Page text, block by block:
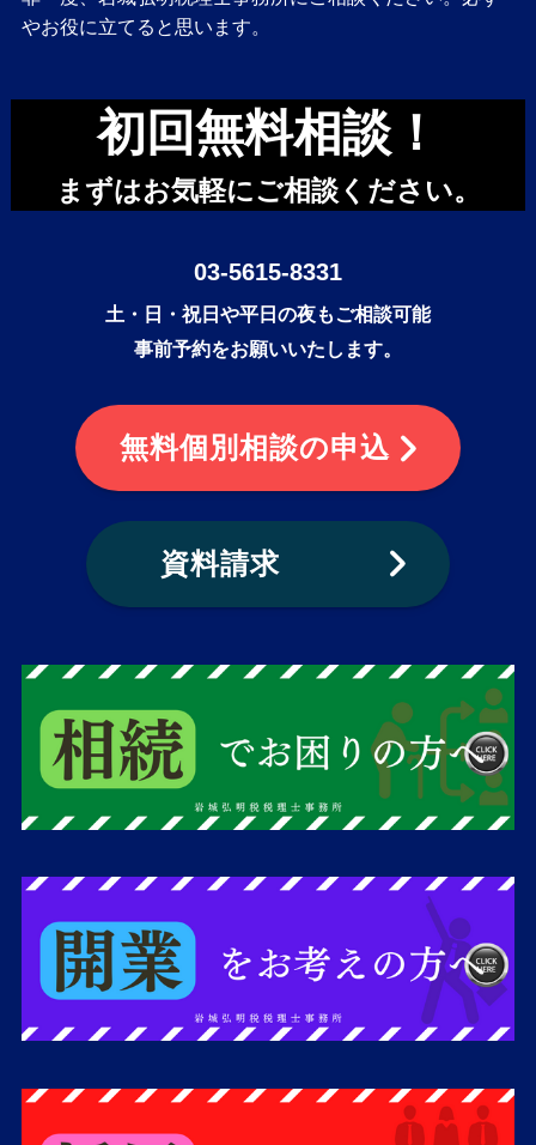
やお役に立てると思います。
初回無料相談！
まずはお気軽にご相談ください。
03-5615-8331
土・日・祝日や平日の夜もご相談可能
事前予約をお願いいたします。
無料個別相談の申込
資料請求